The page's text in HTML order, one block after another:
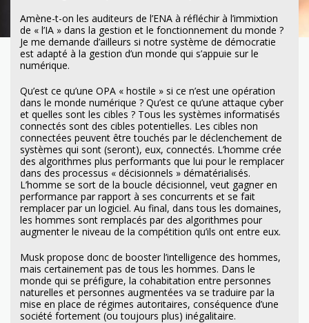
Amène-t-on les auditeurs de l’ENA à réfléchir à l’immixtion
de « l’IA » dans la gestion et le fonctionnement du monde ?
Je me demande d’ailleurs si notre système de démocratie
est adapté à la gestion d’un monde qui s’appuie sur le
numérique.
Qu’est ce qu’une OPA « hostile » si ce n’est une opération
dans le monde numérique ? Qu’est ce qu’une attaque cyber
et quelles sont les cibles ? Tous les systèmes informatisés
connectés sont des cibles potentielles. Les cibles non
connectées peuvent être touchés par le déclenchement de
systèmes qui sont (seront), eux, connectés. L’homme crée
des algorithmes plus performants que lui pour le remplacer
dans des processus « décisionnels » dématérialisés.
L’homme se sort de la boucle décisionnel, veut gagner en
performance par rapport à ses concurrents et se fait
remplacer par un logiciel. Au final, dans tous les domaines,
les hommes sont remplacés par des algorithmes pour
augmenter le niveau de la compétition qu’ils ont entre eux.
Musk propose donc de booster l’intelligence des hommes,
mais certainement pas de tous les hommes. Dans le
monde qui se préfigure, la cohabitation entre personnes
naturelles et personnes augmentées va se traduire par la
mise en place de régimes autoritaires, conséquence d’une
société fortement (ou toujours plus) inégalitaire.